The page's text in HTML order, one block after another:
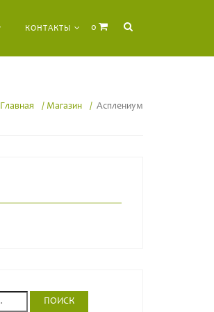
КОНТАКТЫ 0
Главная Магазин Асплениум
ПОИСК